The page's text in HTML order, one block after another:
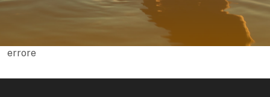
errore